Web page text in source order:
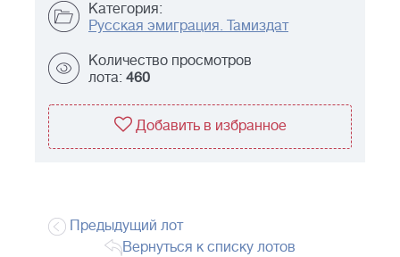
Категория:
Русская эмиграция. Тамиздат
Количество просмотров
лота: 460
Добавить в избранное
Предыдущий лот
Вернуться к списку лотов